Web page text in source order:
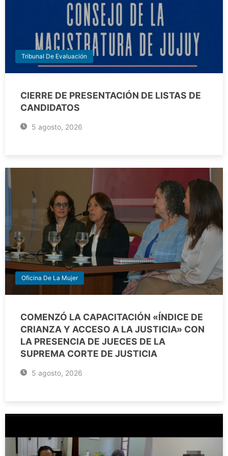
Tribunal De Evaluación
CIERRE DE PRESENTACIÓN DE LISTAS DE
CANDIDATOS
5 agosto, 2026
Oficina De La Mujer
COMENZÓ LA CAPACITACIÓN «ÍNDICE DE
CRIANZA Y ACCESO A LA JUSTICIA» CON
LA PRESENCIA DE JUECES DE LA
SUPREMA CORTE DE JUSTICIA
5 agosto, 2026